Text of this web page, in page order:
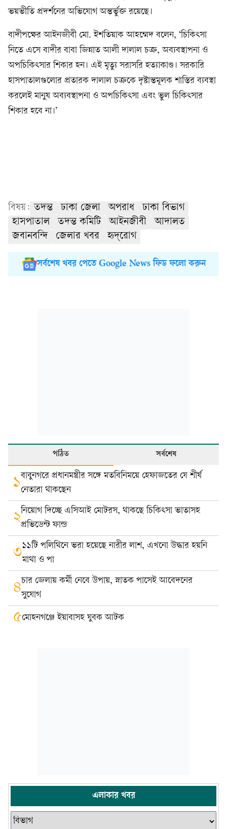
ভয়ভীতি প্রদর্শনের অভিযোগ অন্তর্ভুক্ত রয়েছে।
বাদীপক্ষের আইনজীবী মো. ইশতিয়াক আহম্মেদ বলেন, ‘চিকিৎসা
নিতে এসে বাদীর বাবা জিন্নাত আলী দালাল চক্র, অব্যবস্থাপনা ও
অপচিকিৎসার শিকার হন। এই মৃত্যু সরাসরি হত্যাকাণ্ড। সরকারি
হাসপাতালগুলোর প্রতারক দালাল চক্রকে দৃষ্টান্তমূলক শাস্তির ব্যবস্থা
করলেই মানুষ অব্যবস্থাপনা ও অপচিকিৎসা এবং ভুল চিকিৎসার
শিকার হবে না।’
বিষয়: তদন্ত ঢাকা জেলা অপরাধ
ঢাকা বিভাগ
হাসপাতাল
তদন্ত কমিটি আইনজীবী
আদালত
জবানবন্দি
জেলার খবর হৃদ্‌রোগ
সর্বশেষ খবর পেতে Google News ফিড ফলো করুন
পঠিত সর্বশেষ
১বাবুনগরে প্রধানমন্ত্রীর সঙ্গে মতবিনিময়ে হেফাজতের যে শীর্ষ
নেতারা থাকছেন
২নিয়োগ দিচ্ছে এসিআই মোটরস, থাকছে চিকিৎসা ভাতাসহ
প্রভিডেন্ট ফান্ড
৩১১টি পলিথিনে ভরা হয়েছে নারীর লাশ, এখনো উদ্ধার হয়নি
মাথা ও পা
৪চার জেলায় কর্মী নেবে উপায়, স্নাতক পাসেই আবেদনের
সুযোগ
৫মোহনগঞ্জে ইয়াবাসহ যুবক আটক
এলাকার খবর